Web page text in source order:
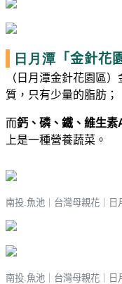
日月潭 「金針花
（日月潭金針花園區
質，只有少量的脂肪；
而鈣、磷、鐵、 維生素
上是一種營養蔬菜。
南投.魚池｜台灣母親花 日
南投.魚池｜台灣母親花 日